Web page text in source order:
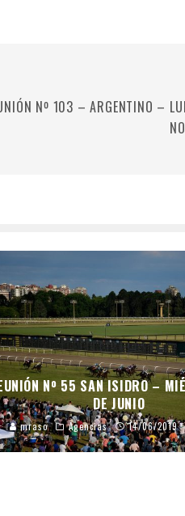
Nº 103 – ARGENTINO –
Nº 55 SAN ISIDRO –
DE JUNIO
mraso Agencias 14/06/2019